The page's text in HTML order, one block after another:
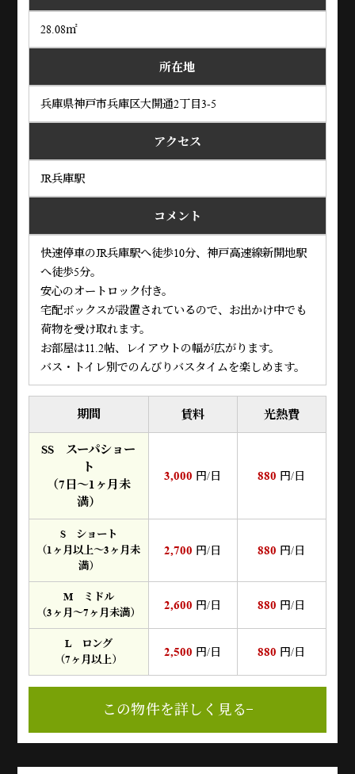
28.08㎡
所在地
兵庫県神戸市兵庫区大開通2丁目3-5
アクセス
JR兵庫駅
コメント
快速停車のJR兵庫駅へ徒歩10分、神戸高速線新開地駅
へ徒歩5分。
安心のオートロック付き。
宅配ボックスが設置されているので、お出かけ中でも
荷物を受け取れます。
お部屋は11.2帖、レイアウトの幅が広がります。
バス・トイレ別でのんびりバスタイムを楽しめます。
期間 賃料 光熱費
SS スーパショー
ト
（7日～1ヶ月未
満）
3,000 円/日 880 円/日
S ショート
（1ヶ月以上～3ヶ月未
満）
2,700 円/日 880 円/日
M ミドル
（3ヶ月～7ヶ月未満）
2,600 円/日 880 円/日
L ロング
（7ヶ月以上）
2,500 円/日 880 円/日
この物件を詳しく見る